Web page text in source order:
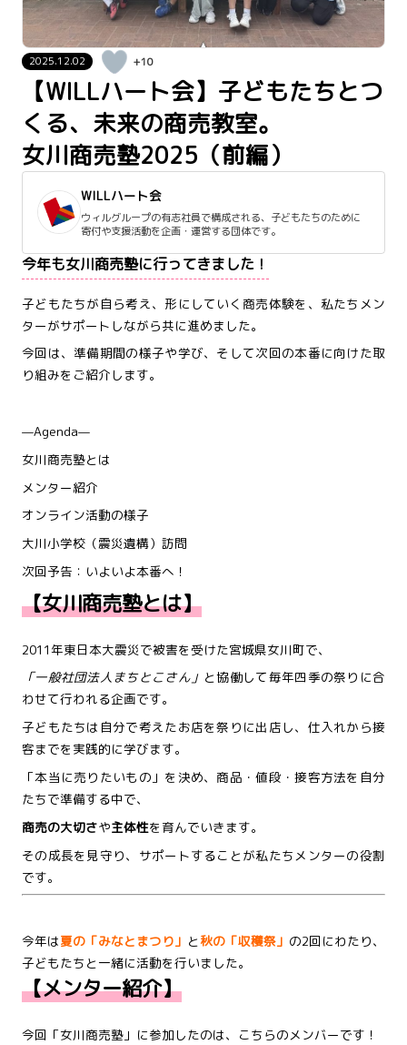
2025.12.02 +10
【WILLハート会】子どもたちとつ
くる、未来の商売教室。
女川商売塾2025（前編）
WILLハート会
ウィルグループの有志社員で構成される、子どもたちのために
寄付や支援活動を企画・運営する団体です。
今年も女川商売塾に行ってきました！
子どもたちが自ら考え、形にしていく商売体験を、私たちメン
ターがサポートしながら共に進めました。
今回は、準備期間の様子や学び、そして次回の本番に向けた取
り組みをご紹介します。
—Agenda—
女川商売塾とは
メンター紹介
オンライン活動の様子
大川小学校（震災遺構）訪問
次回予告：いよいよ本番へ！
【女川商売塾とは】
2011年東日本大震災で被害を受けた宮城県女川町で、
「一般社団法人まちとこさん」 と協働して毎年四季の祭りに合
わせて行われる企画です。
子どもたちは自分で考えたお店を祭りに出店し、仕入れから接
客までを実践的に学びます。
「本当に売りたいもの」を決め、商品・値段・接客方法を自分
たちで準備する中で、
商売の大切さや主体性を育んでいきます。
その成長を見守り、サポートすることが私たちメンターの役割
です。
今年は夏の「みなとまつり」 と 秋の「収穫祭」 の2回にわたり、
子どもたちと一緒に活動を行いました。
【メンター紹介】
今回「女川商売塾」に参加したのは、こちらのメンバーです！